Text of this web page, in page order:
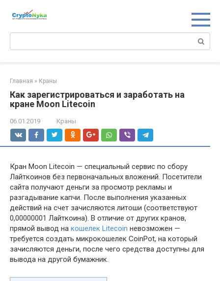
Главная » Краны
Как зарегистрироваться и заработать на
кране Moon Litecoin
06.01.2019 Краны
Кран Moon Litecoin — специальный сервис по сбору
Лайткоинов без первоначальных вложений. Посетители
сайта получают деньги за просмотр рекламы и
разгадывание капчи. После выполнения указанных
действий на счет зачисляются литоши (соответствуют
0,00000001 Лайткоина). В отличие от других кранов,
прямой вывод на кошелек Litecoin невозможен —
требуется создать микрокошелек CoinPot, на который
зачисляются деньги, после чего средства доступны для
вывода на другой бумажник.